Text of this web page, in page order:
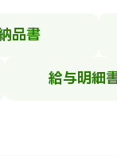
品書
給与明細